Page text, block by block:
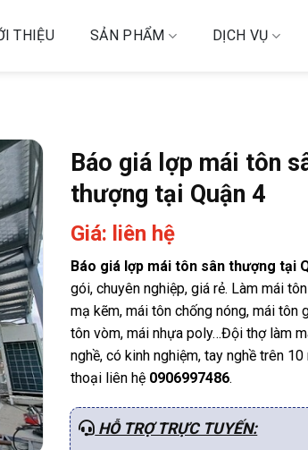
THIỆU SẢN PHẨM DỊCH VỤ
Báo giá lợp mái tôn
thượng tại Quận 4
Giá: liên hệ
Báo giá lợp mái tôn sân thượng tại
gói, chuyên nghiệp, giá rẻ. Làm mái
mạ kẽm, mái tôn chống nóng, mái tôn
tôn vòm, mái nhựa poly…Đội thợ làm
nghề, có kinh nghiệm, tay nghề trên
thoại liên hệ 0906997486.
HỖ TRỢ TRỰC TUYẾN: